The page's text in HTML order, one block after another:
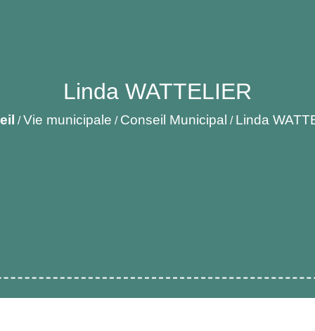
Linda WATTELIER
/Vie municipale / Conseil Municipal / Linda